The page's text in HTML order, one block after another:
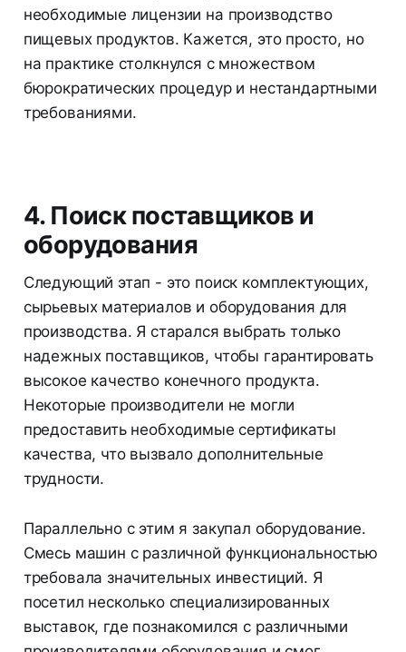
необходимые лицензии на производство
пищевых продуктов. Кажется, это просто, но
на практике столкнулся с множеством
бюрократических процедур и нестандартными
требованиями.
4. Поиск поставщиков и
оборудования
Следующий этап - это поиск комплектующих,
сырьевых материалов и оборудования для
производства. Я старался выбрать только
надежных поставщиков, чтобы гарантировать
высокое качество конечного продукта.
Некоторые производители не могли
предоставить необходимые сертификаты
качества, что вызвало дополнительные
трудности.
Параллельно с этим я закупал оборудование.
Смесь машин с различной функциональностью
требовала значительных инвестиций. Я
посетил несколько специализированных
выставок, где познакомился с различными